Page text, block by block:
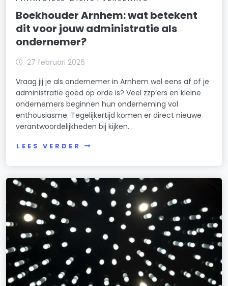
Boekhouder Arnhem: wat betekent
dit voor jouw administratie als
ondernemer?
27 februari 2026
Vraag jij je als ondernemer in Arnhem wel eens af of je
administratie goed op orde is? Veel zzp’ers en kleine
ondernemers beginnen hun onderneming vol
enthousiasme. Tegelijkertijd komen er direct nieuwe
verantwoordelijkheden bij kijken.
LEES VERDER